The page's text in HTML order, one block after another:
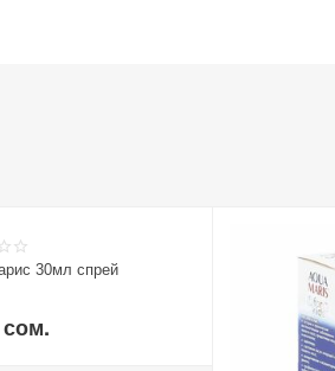
30мл спрей
сом.